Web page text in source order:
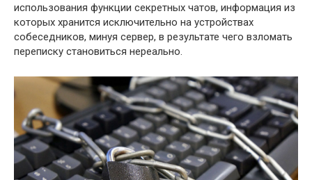
использования функции секретных чатов, информация из
которых хранится исключительно на устройствах
собеседников, минуя сервер, в результате чего взломать
переписку становиться нереально.